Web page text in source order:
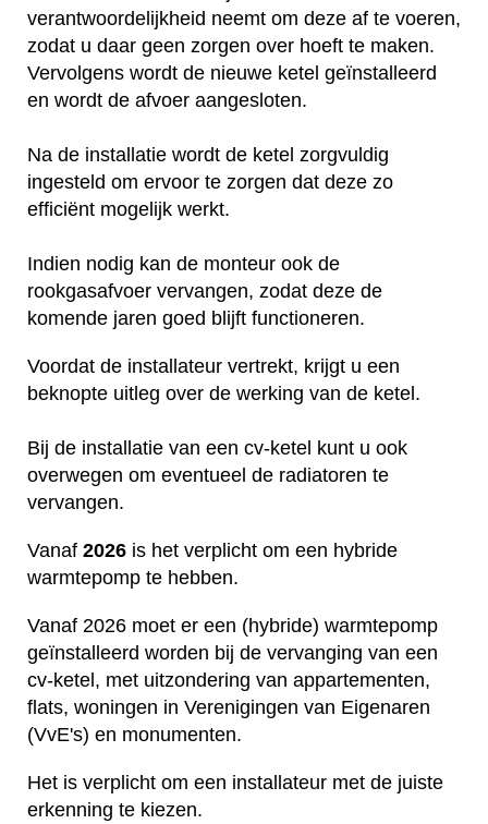
verantwoordelijkheid neemt om deze af te voeren,
zodat u daar geen zorgen over hoeft te maken.
Vervolgens wordt de nieuwe ketel geïnstalleerd
en wordt de afvoer aangesloten.
Na de installatie wordt de ketel zorgvuldig
ingesteld om ervoor te zorgen dat deze zo
efficiënt mogelijk werkt.
Indien nodig kan de monteur ook de
rookgasafvoer vervangen, zodat deze de
komende jaren goed blijft functioneren.
Voordat de installateur vertrekt, krijgt u een
beknopte uitleg over de werking van de ketel.
Bij de installatie van een cv-ketel kunt u ook
overwegen om eventueel de radiatoren te
vervangen.
Vanaf 2026 is het verplicht om een hybride
warmtepomp te hebben.
Vanaf 2026 moet er een (hybride) warmtepomp
geïnstalleerd worden bij de vervanging van een
cv-ketel, met uitzondering van appartementen,
flats, woningen in Verenigingen van Eigenaren
(VvE's) en monumenten.
Het is verplicht om een installateur met de juiste
erkenning te kiezen.